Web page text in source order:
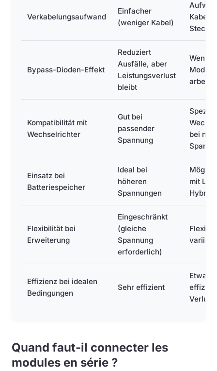
Verkabelungsaufwand
Einfacher
(weniger Kabel)
Kabel,
Bypass-Dioden-Effekt
Reduziert
Ausfälle, aber
Leistungsverlust
bleibt
Kompatibilität mit
Wechselrichter
Gut bei
passender
Spannung
bei
Einsatz bei
Batteriespeicher
Ideal bei
höheren
Spannungen
mit
Flexibilität bei
Erweiterung
Eingeschränkt
(gleiche
Spannung
erforderlich)
Effizienz bei idealen
Bedingungen
Sehr effizient
Etwas
Quand faut-il connecter les
modules en série ?